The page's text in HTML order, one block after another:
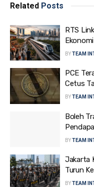
Related Posts
RTS
BYTEAM
PCE
Cetus
BYTEAM
Boleh
BYTEAM
Jakarta
Turun
BYTEAM